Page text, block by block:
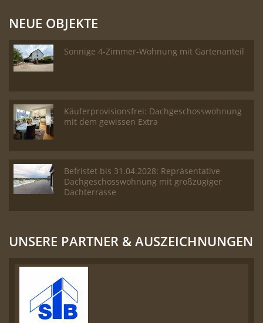
NEUE OBJEKTE
Sonnige 4-Zimmer-Wohnung mit Gartenanteil
Käuferprovisionsfrei: Dachgeschosswohnung
mit dem gewissen Extra
Befristet bis 31.04.2028: Repräsentative
Dachgeschosswohnung mit großzügiger
Dachterrasse
UNSERE PARTNER & AUSZEICHNUNGEN